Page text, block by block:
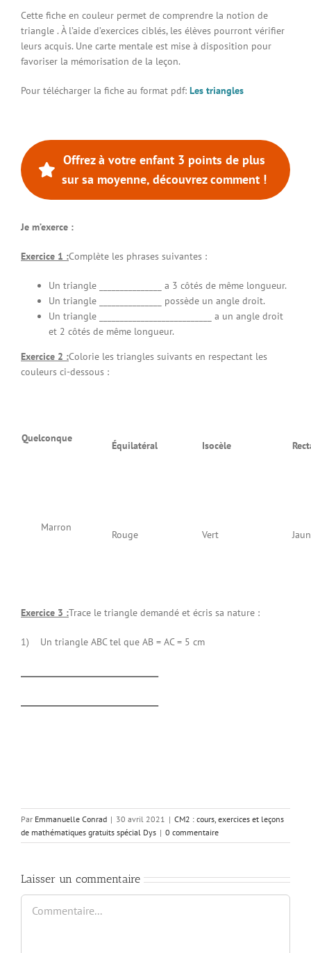
Connexion à votre espace
Cette fiche en couleur permet de comprendre la notion de
triangle . À l’aide d’exercices ciblés, les élèves pourront vérifier
leurs acquis. Une carte mentale est mise à disposition pour
favoriser la mémorisation de la leçon.
Pour télécharger la fiche au format pdf: Les triangles
Offrez à votre enfant 3 points de plus
sur sa moyenne, découvrez comment !
Je m’exerce :
Exercice 1 :Complète les phrases suivantes :
Un triangle _______________ a 3 côtés de même longueur.
Un triangle _______________ possède un angle droit.
Un triangle ___________________________ a un angle droit
et 2 côtés de même longueur.
Exercice 2 :Colorie les triangles suivants en respectant les
couleurs ci-dessous :
Quelconque
Équilatéral Isocèle
Marron
Rouge Vert
Exercice 3 :Trace le triangle demandé et écris sa nature :
1) Un triangle ABC tel que AB = AC = 5 cm
Par Emmanuelle Conrad | 30 avril 2021 | CM2 : cours, exercices et leçons
de mathématiques gratuits spécial Dys | 0 commentaire
Laisser un commentaire
Commentaire